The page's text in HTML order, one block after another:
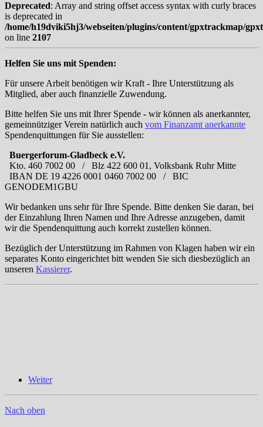
Deprecated: Array and string offset access syntax with curly braces
is deprecated in
/home/h19dviki5hj3/webseiten/plugins/content/gpxtrackmap/
on line 2107
Helfen Sie uns mit Spenden:
Für unsere Arbeit benötigen wir Kraft - Ihre Unterstützung als
Mitglied, aber auch finanzielle Zuwendung.
Bitte helfen Sie uns mit Ihrer Spende - wir können als anerkannter,
gemeinnütziger Verein natürlich auch vom Finanzamt anerkannte
Spendenquittungen für Sie ausstellen:
Buergerforum-Gladbeck e.V.
Kto. 460 7002 00 / Blz 422 600 01, Volksbank Ruhr Mitte
IBAN DE 19 4226 0001 0460 7002 00 / BIC
GENODEM1GBU
Wir bedanken uns sehr für Ihre Spende. Bitte denken Sie daran, bei
der Einzahlung Ihren Namen und Ihre Adresse anzugeben, damit
wir die Spendenquittung auch korrekt zustellen können.
Bezüglich der Unterstützung im Rahmen von Klagen haben wir ein
separates Konto eingerichtet bitt wenden Sie sich diesbezüglich an
unseren Kassierer.
Weiter
Nach oben